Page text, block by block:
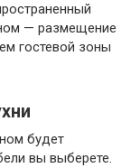
— размещение
гостевой зоны
будет
вы выберете.